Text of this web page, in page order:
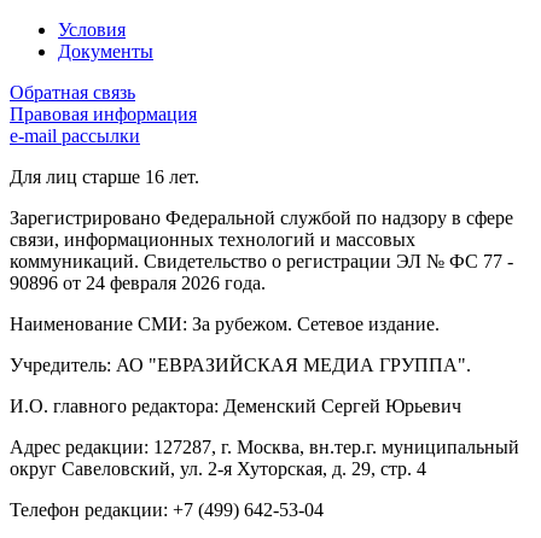
Условия
Документы
Обратная связь
Правовая информация
e-mail рассылки
Для лиц старше 16 лет.
Зарегистрировано Федеральной службой по надзору в сфере
связи, информационных технологий и массовых
коммуникаций. Свидетельство о регистрации ЭЛ № ФС 77 -
90896 от 24 февраля 2026 года.
Наименование СМИ: За рубежом. Сетевое издание.
Учредитель: АО "ЕВРАЗИЙСКАЯ МЕДИА ГРУППА".
И.О. главного редактора: Деменский Сергей Юрьевич
Адрес редакции: 127287, г. Москва, вн.тер.г. муниципальный
округ Савеловский, ул. 2-я Хуторская, д. 29, стр. 4
Телефон редакции: +7 (499) 642-53-04